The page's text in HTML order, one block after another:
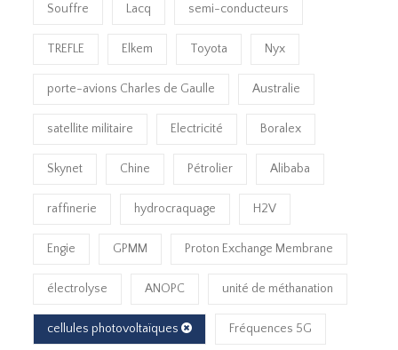
Souffre Lacq semi-conducteurs
TREFLE Elkem Toyota Nyx
porte-avions Charles de Gaulle Australie
satellite militaire Electricité Boralex
Skynet Chine Pétrolier Alibaba
raffinerie hydrocraquage H2V
Engie GPMM Proton Exchange Membrane
électrolyse ANOPC unité de méthanation
cellules photovoltaïques Fréquences 5G